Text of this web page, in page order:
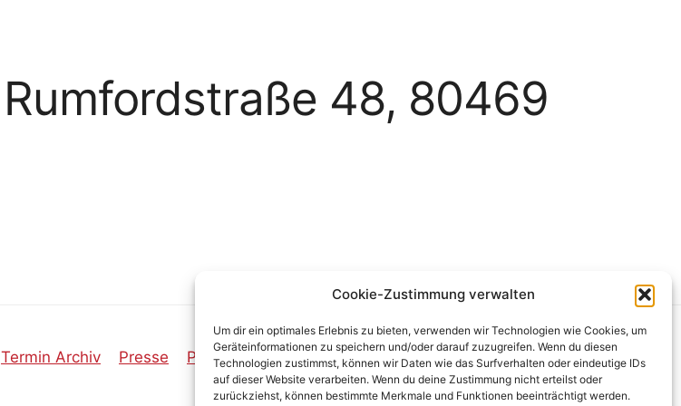
Cookie-Zustimmung verwalten
Um dir ein optimales Erlebnis zu bieten, verwenden wir Technologien wie Cookies, um
Geräteinformationen zu speichern und/oder darauf zuzugreifen. Wenn du diesen
Technologien zustimmst, können wir Daten wie das Surfverhalten oder eindeutige IDs
auf dieser Website verarbeiten. Wenn du deine Zustimmung nicht erteilst oder
zurückziehst, können bestimmte Merkmale und Funktionen beeinträchtigt werden.
48, 80469
Termin Archiv Presse Publikationen Kontakt